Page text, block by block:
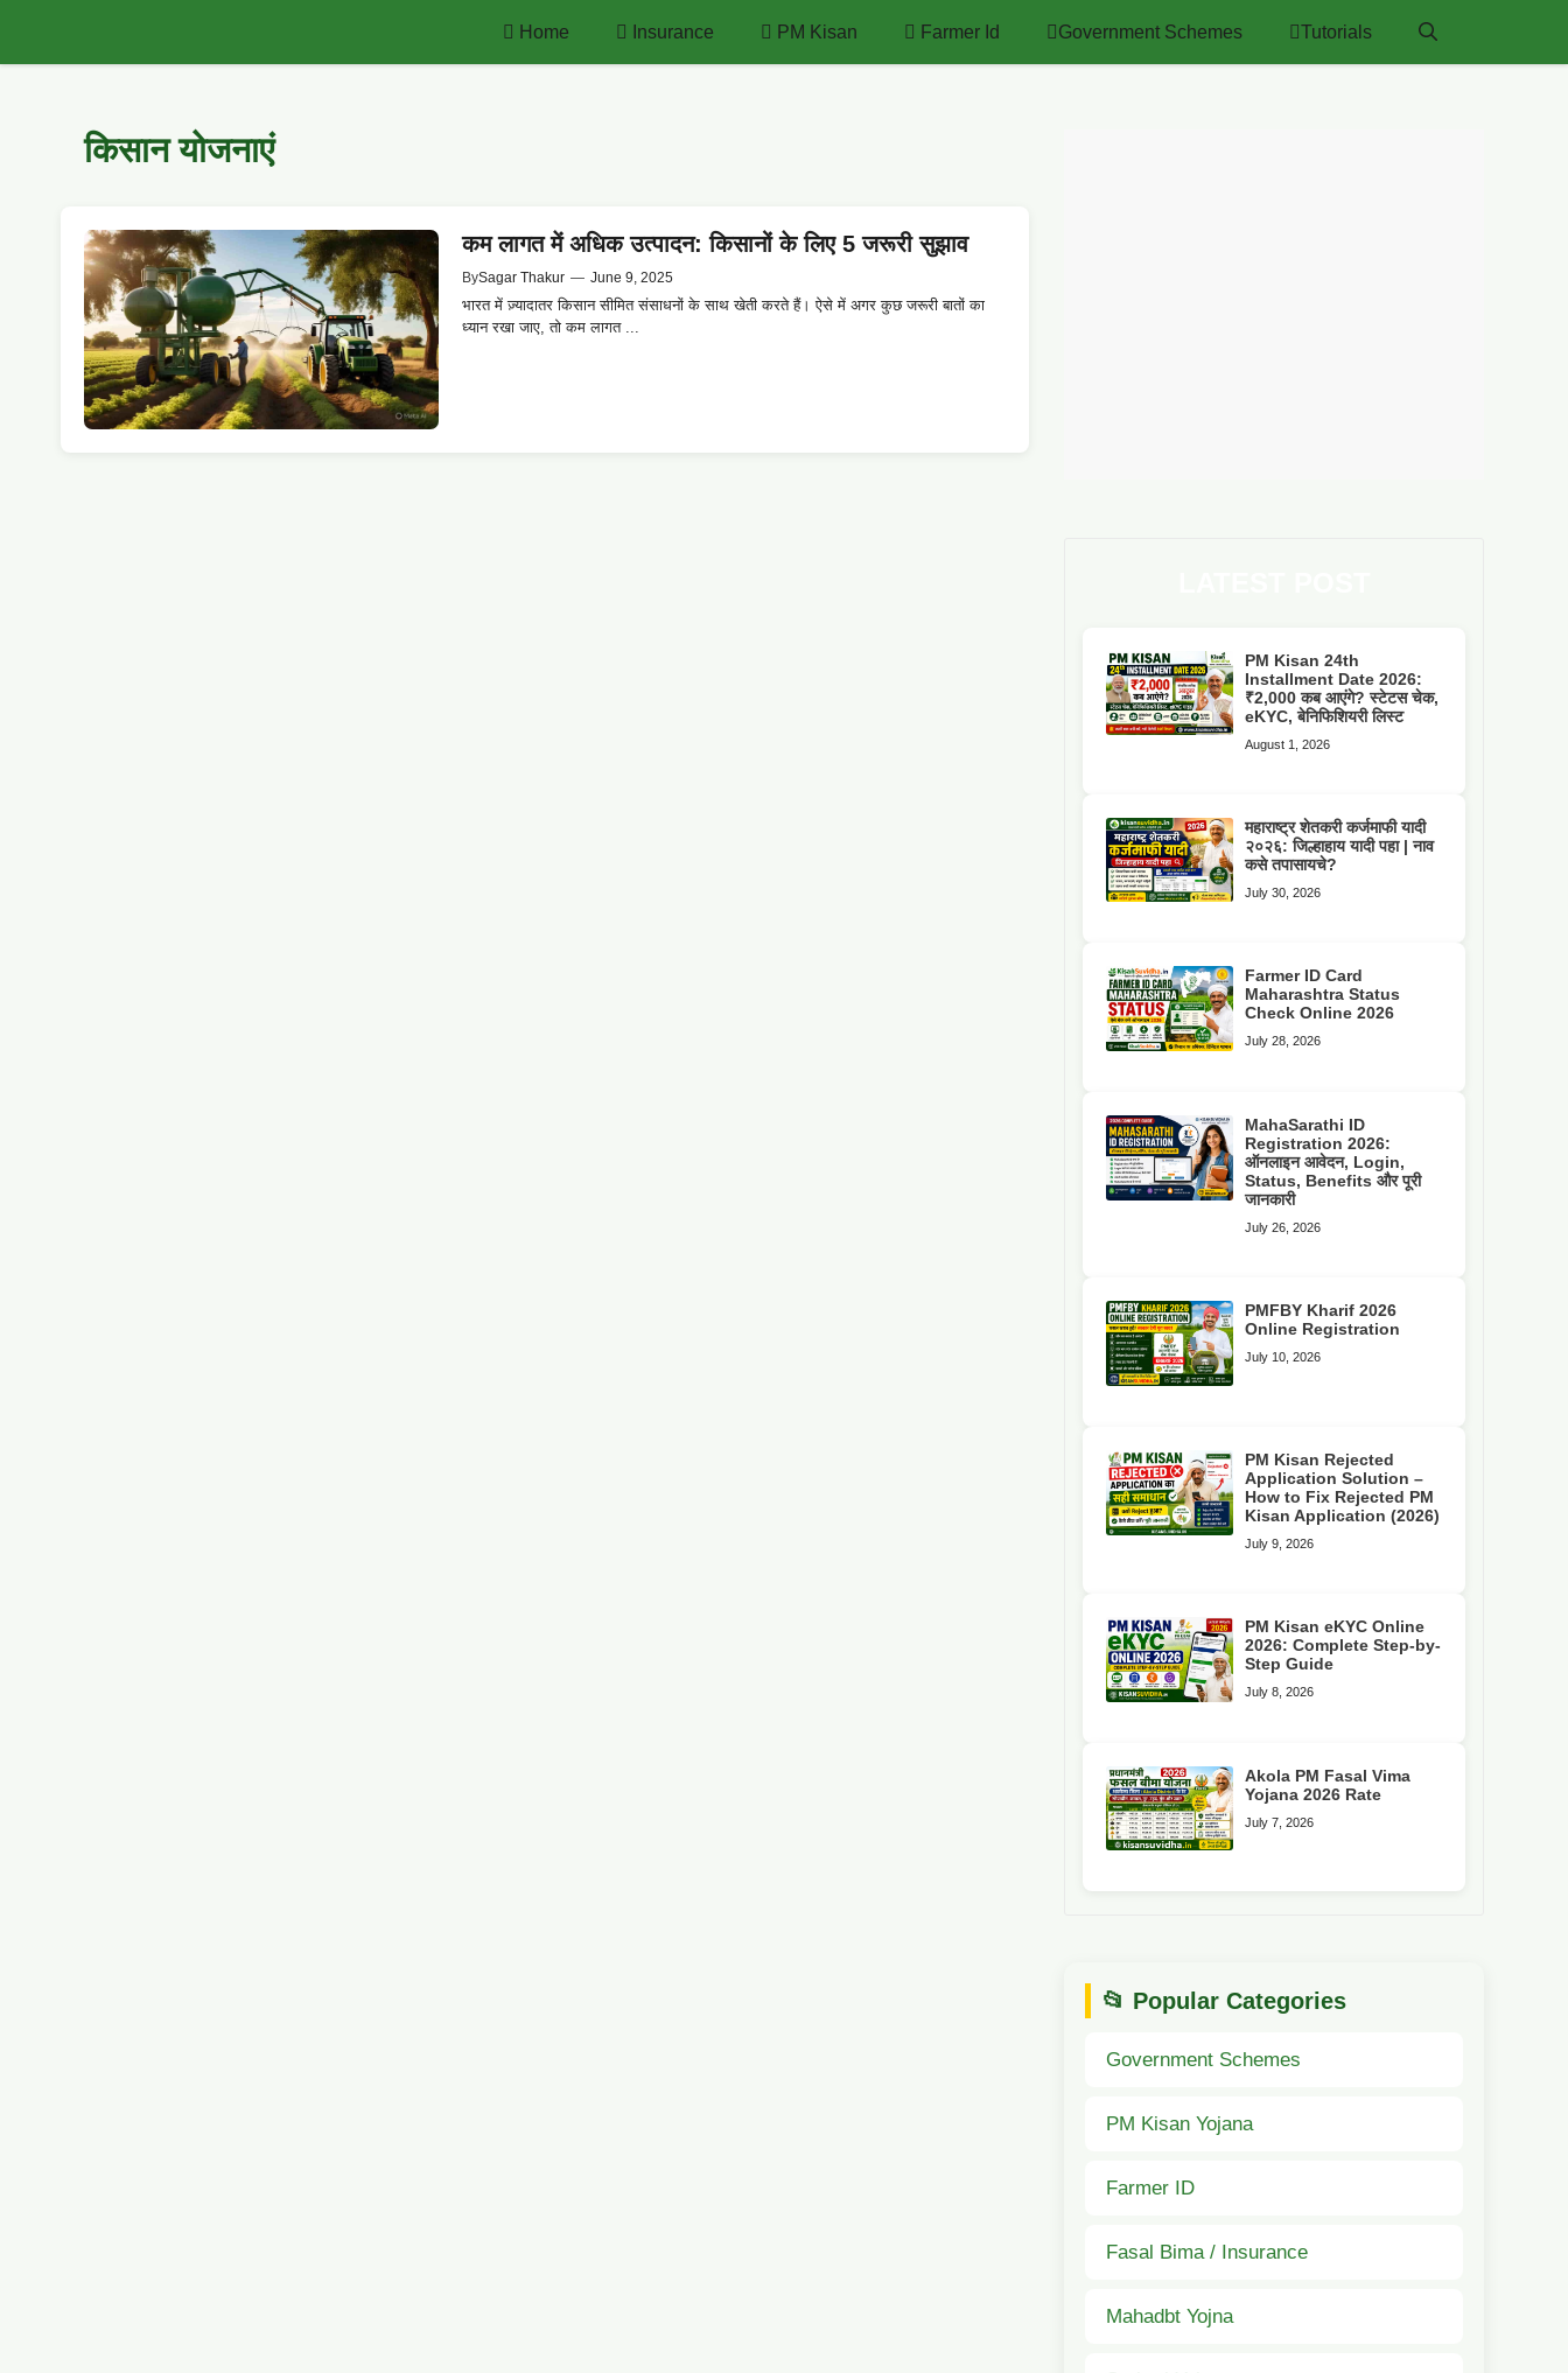
content
Home Insurance PM Kisan Farmer Id Government Schemes Tutorials
किसान योजनाएं
कम लागत में अधिक उत्पादन: किसानों के लिए 5 जरूरी सुझाव
BySagar Thakur — June 9, 2025
भारत में ज़्यादातर किसान सीमित संसाधनों के साथ खेती करते हैं। ऐसे में अगर कुछ जरूरी बातों का
ध्यान रखा जाए, तो कम लागत ...
PM Kisan 24th
Installment Date 2026:
₹2,000 कब आएंगे? स्टेटस चेक,
eKYC, बेनिफिशियरी लिस्ट
August 1, 2026
महाराष्ट्र शेतकरी कर्जमाफी यादी
२०२६: जिल्हाहाय यादी पहा | नाव
कसे तपासायचे?
July 30, 2026
Farmer ID Card
Maharashtra Status
Check Online 2026
July 28, 2026
MahaSarathi ID
Registration 2026:
ऑनलाइन आवेदन, Login,
Status, Benefits और पूरी
जानकारी
July 26, 2026
PMFBY Kharif 2026
Online Registration
July 10, 2026
PM Kisan Rejected
Application Solution –
How to Fix Rejected PM
Kisan Application (2026)
July 9, 2026
PM Kisan eKYC Online
2026: Complete Step-by-
Step Guide
July 8, 2026
Akola PM Fasal Vima
Yojana 2026 Rate
July 7, 2026
📂 Popular Categories
Government Schemes
PM Kisan Yojana
Farmer ID
Fasal Bima / Insurance
Mahadbt Yojna